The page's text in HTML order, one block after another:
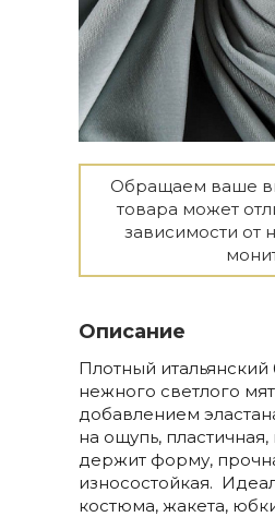
Обращаем ваше
товара может
зависимости от
Описание
Плотный итальянский
нежного светлого
добавлением
на ощупь,
держит форму,
износостойкая.
костюма, жакета,